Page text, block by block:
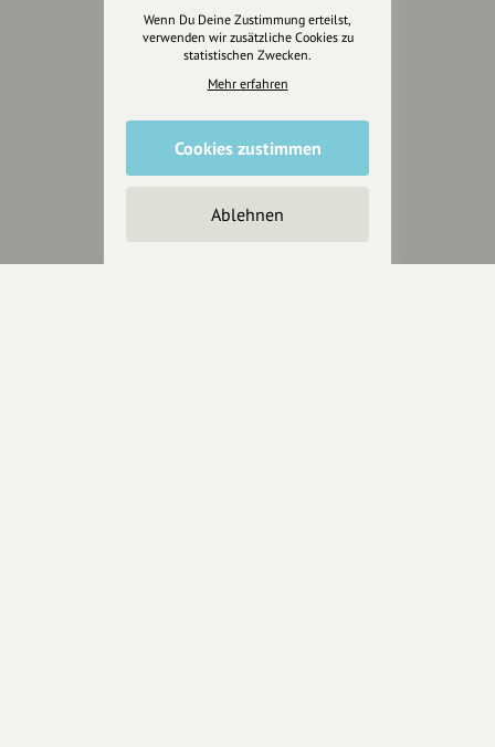
Marketing
Design & Branding
Anakin Design
Unterstütze
unsere Plattform
Wenn Du Deine Zustimmung erteilst,
verwenden wir zusätzliche Cookies zu
statistischen Zwecken.
Mehr erfahren
Cookies zustimmen
Ablehnen